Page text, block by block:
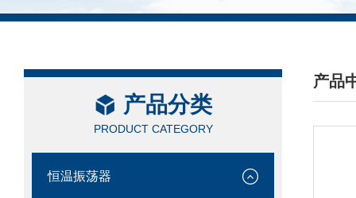
产品分类
PRODUCT CATEGORY
恒温振荡器
产品
/